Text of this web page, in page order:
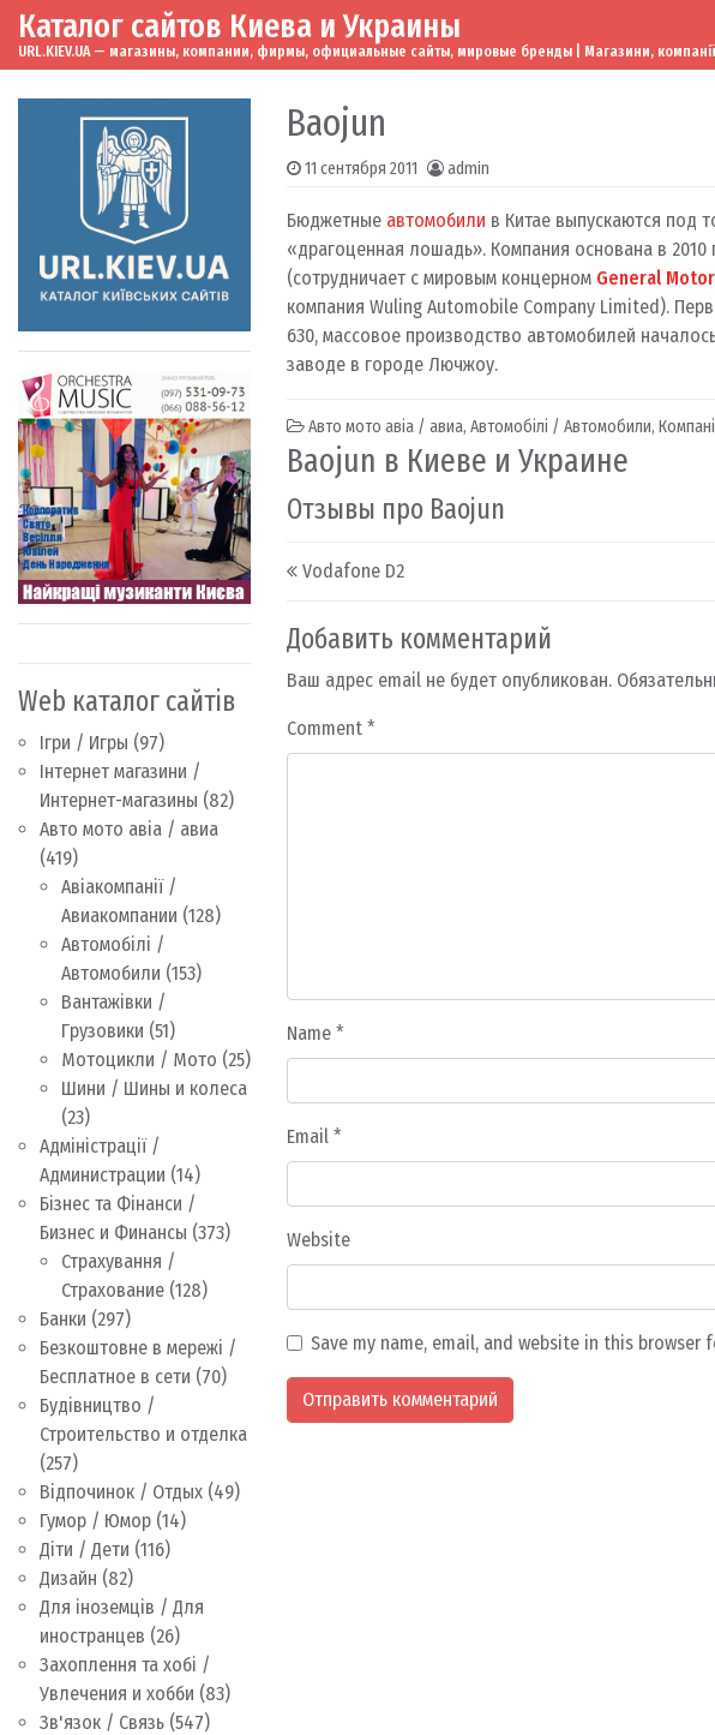
Skip to content
Main Navigation
Каталог сайтов Киева и Украины
URL.KIEV.UA — магазины, компании, фирмы, официальные сайты, мировые бренды | Магазини,
Web каталог сайтів
Ігри / Игры (97)
Інтернет магазини /
Интернет-магазины (82)
Авто мото авіа / авиа
(419)
Авіакомпанії /
Авиакомпании (128)
Автомобілі /
Автомобили (153)
Вантажівки /
Грузовики (51)
Мотоцикли / Мото (25)
Шини / Шины и колеса
(23)
Адміністрації /
Администрации (14)
Бізнес та Фінанси /
Бизнес и Финансы (373)
Страхування /
Страхование (128)
Банки (297)
Безкоштовне в мережі /
Бесплатное в сети (70)
Будівництво /
Строительство и отделка
(257)
Відпочинок / Отдых (49)
Гумор / Юмор (14)
Діти / Дети (116)
Дизайн (82)
Для іноземців / Для
иностранцев (26)
Захоплення та хобі /
Увлечения и хобби (83)
Зв'язок / Связь (547)
Baojun
11 сентября 2011 admin
Бюджетные автомобили в Китае выпускаются под
«драгоценная лошадь». Компания основана в
(сотрудничает с мировым концерном General
компания Wuling Automobile Company Limited).
630, массовое производство автомобилей
заводе в городе Лючжоу.
Авто мото авіа / авиа, Автомобілі / Автомобили,
Baojun в Киеве и Украине
Отзывы про Baojun
Post navigation
Vodafone D2
Добавить комментарий
Ваш адрес email не будет опубликован.
Comment *
Name *
Email *
Website
Save my name, email, and website in this